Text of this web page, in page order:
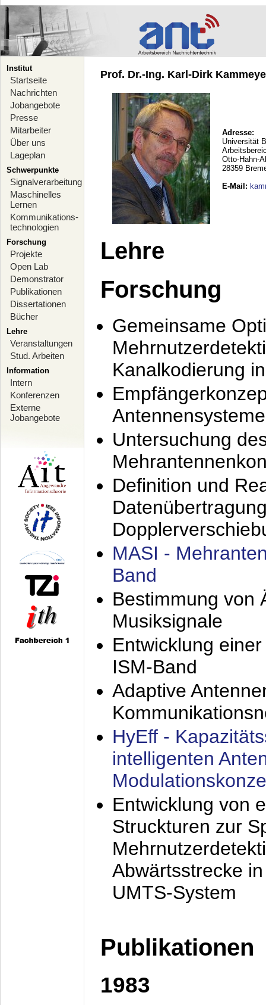
Institut
Startseite
Nachrichten
Jobangebote
Presse
Mitarbeiter
Über uns
Lageplan
Schwerpunkte
Signalverarbeitung
Maschinelles
Lernen
Kommunikations-
technologien
Forschung
Projekte
Open Lab
Demonstrator
Publikationen
Dissertationen
Bücher
Lehre
Veranstaltungen
Stud. Arbeiten
Information
Intern
Konferenzen
Externe
Jobangebote
Prof. Dr.-Ing. Karl-Dirk
Adresse:
Universität
Otto-Hahn-
28359
E-Mail :
Lehre
Forschung
Gemeinsame
Kanalkodierung
Antennensysteme
Untersuchung
Definition und
MASI -
Band
Bestimmung von
Musiksignale
Entwicklung
ISM-Band
Adaptive
HyEff -
intelligenten
Entwicklung von
Struckturen zur
Abwärtsstrecke
UMTS-System
Publikationen
1983